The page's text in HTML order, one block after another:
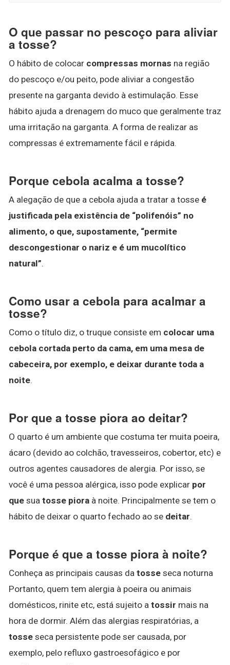
O que passar no pescoço para aliviar
a tosse?
O hábito de colocar compressas mornas na região
do pescoço e/ou peito, pode aliviar a congestão
presente na garganta devido à estimulação. Esse
hábito ajuda a drenagem do muco que geralmente traz
uma irritação na garganta. A forma de realizar as
compressas é extremamente fácil e rápida.
Porque cebola acalma a tosse?
A alegação de que a cebola ajuda a tratar a tosse é
justificada pela existência de “polifenóis” no
alimento, o que, supostamente, “permite
descongestionar o nariz e é um mucolítico
natural”.
Como usar a cebola para acalmar a
tosse?
Como o título diz, o truque consiste em colocar uma
cebola cortada perto da cama, em uma mesa de
cabeceira, por exemplo, e deixar durante toda a
noite.
Por que a tosse piora ao deitar?
O quarto é um ambiente que costuma ter muita poeira,
ácaro (devido ao colchão, travesseiros, cobertor, etc) e
outros agentes causadores de alergia. Por isso, se
você é uma pessoa alérgica, isso pode explicar por
que sua tosse piora à noite. Principalmente se tem o
hábito de deixar o quarto fechado ao se deitar.
Porque é que a tosse piora à noite?
Conheça as principais causas da tosse seca noturna
Portanto, quem tem alergia à poeira ou animais
domésticos, rinite etc, está sujeito a tossir mais na
hora de dormir. Além das alergias respiratórias, a
tosse seca persistente pode ser causada, por
exemplo, pelo refluxo gastroesofágico e por